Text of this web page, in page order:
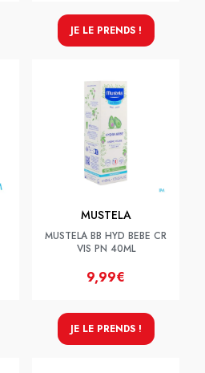
JE LE PRENDS !
MUSTELA
MUSTELA BB HYD BEBE CR
VIS PN 40ML
9,99€
JE LE PRENDS !